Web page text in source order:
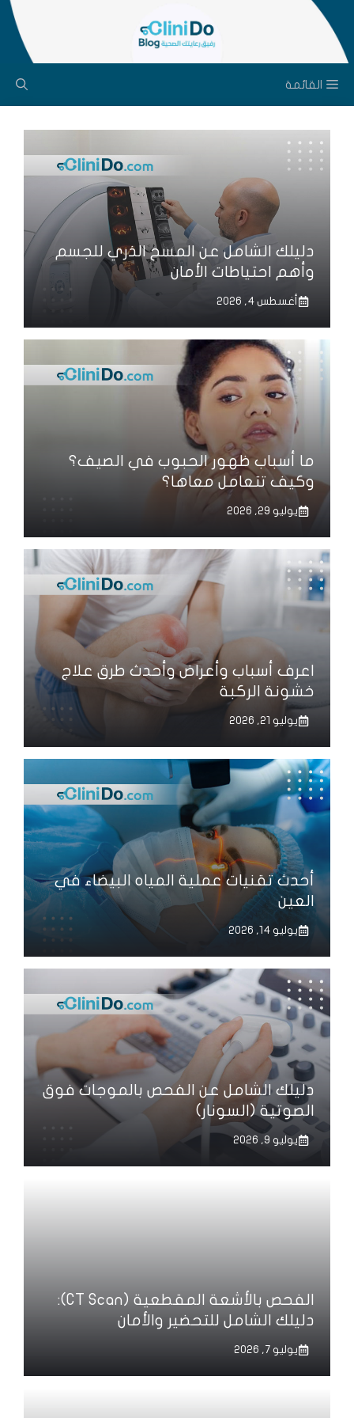
إلى
المحتوى
القائمة
دليلك الشامل عن المسح الذري للجسم
وأهم احتياطات الأمان
أغسطس 4, 2026
ما أسباب ظهور الحبوب في الصيف؟
وكيف تتعامل معاها؟
يوليو 29, 2026
اعرف أسباب وأعراض وأحدث طرق علاج
خشونة الركبة
يوليو 21, 2026
أحدث تقنيات عملية المياه البيضاء في
العين
يوليو 14, 2026
دليلك الشامل عن الفحص بالموجات فوق
الصوتية (السونار)
يوليو 9, 2026
الفحص بالأشعة المقطعية (CT Scan):
دليلك الشامل للتحضير والأمان
يوليو 7, 2026